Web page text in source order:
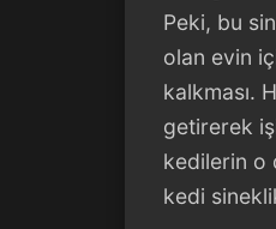
Peki, bu
olan evin
kalkması.
getirerek
kedilerin o
kedi